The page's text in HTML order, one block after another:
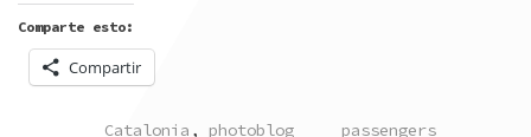
Comparte esto:
Compartir
POSTED
Catalonia , photoblog TAGGED
passengers